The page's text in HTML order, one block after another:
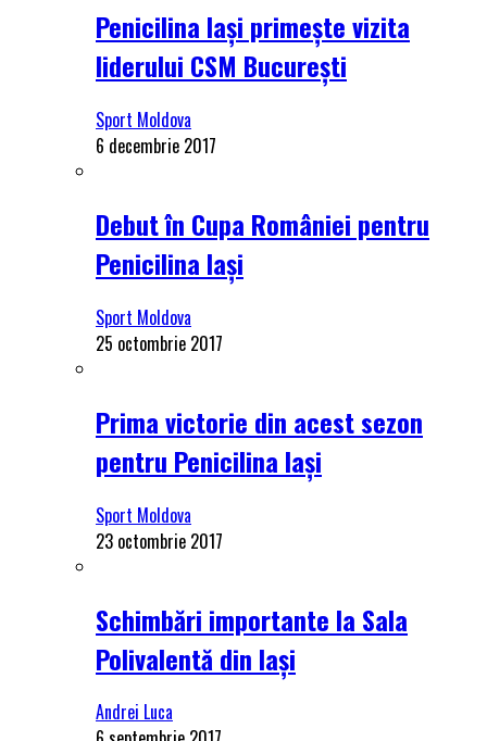
Penicilina Iași primește vizita
liderului CSM București
Sport Moldova
6 decembrie 2017
Debut în Cupa României pentru
Penicilina Iași
Sport Moldova
25 octombrie 2017
Prima victorie din acest sezon
pentru Penicilina Iași
Sport Moldova
23 octombrie 2017
Schimbări importante la Sala
Polivalentă din Iași
Andrei Luca